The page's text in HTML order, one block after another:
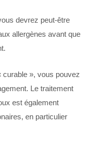
devrez peut-être
allergènes avant que
curable », vous pouvez
Le traitement
est également
en particulier